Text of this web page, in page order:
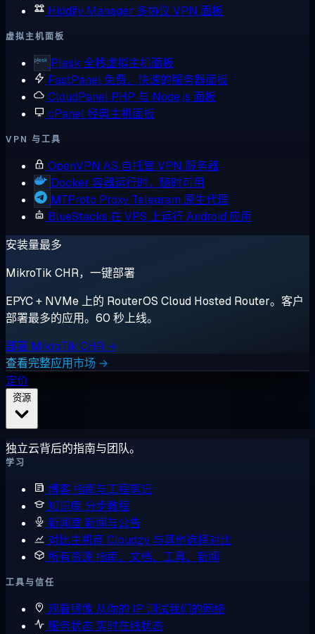
Hiddify Manager 多协议 VPN 面板
虚拟主机面板
Plesk 全栈虚拟主机面板
FastPanel 免费、快速的服务器面板
CloudPanel PHP 与 Node.js 面板
cPanel经典主机面板
VPN 与工具
OpenVPN AS 自托管 VPN 服务器
Docker 容器运行时，随时可用
MTProto Proxy Telegram 原生代理
BlueStacks 在 VPS 上运行 Android 应用
安装量最多
MikroTik CHR，一键部署
EPYC + NVMe 上的 RouterOS Cloud Hosted Router。客户
部署最多的应用。60 秒上线。
部署 MikroTik CHR →
查看完整应用市场 →
定价
独立云背后的指南与团队。
学习
博客指南与工程笔记
知识库 分步教程
新闻室 新闻与公告
对比主机商 Cloudzy 与其他选择对比
所有资源指南、文档、工具、新闻
工具与信任
观看镜像 从你的 IP 测试我们的网络
服务状态 实时在线状态